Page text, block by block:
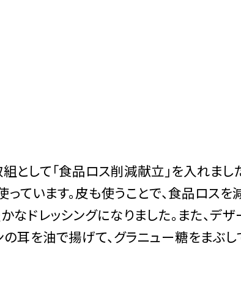
として「食品ロス削減献立」を入れまし
ています。皮も使うことで、食品ロスを
ドレッシングになりました。また、デザ
の耳を油で揚げて、グラニュー糖をまぶし